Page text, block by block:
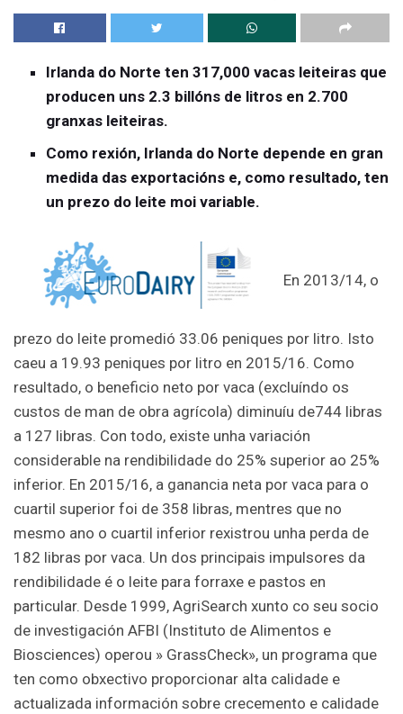
Irlanda do Norte ten 317,000 vacas leiteiras que
producen uns 2.3 billóns de litros en 2.700
granxas leiteiras.
Como rexión, Irlanda do Norte depende en gran
medida das exportacións e, como resultado, ten
un prezo do leite moi variable.
En 2013/14, o
prezo do leite promedió 33.06 peniques por litro. Isto
caeu a 19.93 peniques por litro en 2015/16. Como
resultado, o beneficio neto por vaca (excluíndo os
custos de man de obra agrícola) diminuíu de744 libras
a 127 libras. Con todo, existe unha variación
considerable na rendibilidade do 25% superior ao 25%
inferior. En 2015/16, a ganancia neta por vaca para o
cuartil superior foi de 358 libras, mentres que no
mesmo ano o cuartil inferior rexistrou unha perda de
182 libras por vaca. Un dos principais impulsores da
rendibilidade é o leite para forraxe e pastos en
particular. Desde 1999, AgriSearch xunto co seu socio
de investigación AFBI (Instituto de Alimentos e
Biosciences) operou » GrassCheck», un programa que
ten como obxectivo proporcionar alta calidade e
actualizada información sobre crecemento e calidade